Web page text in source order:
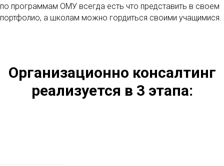
по программам ОМУ всегда есть что представить в своем
портфолио, а школам можно гордиться своими учащимися.
Организационно консалтинг
реализуется в 3 этапа: